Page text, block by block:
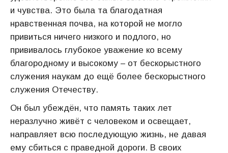
и чувства. Это была та благодатная
нравственная почва, на которой не могло
привиться ничего низкого и подлого, но
прививалось глубокое уважение ко всему
благородному и высокому – от бескорыстного
служения наукам до ещё более бескорыстного
служения Отечеству.
Он был убеждён, что память таких лет
неразлучно живёт с человеком и освещает,
направляет всю последующую жизнь, не давая
ему сбиться с праведной дороги. В своих